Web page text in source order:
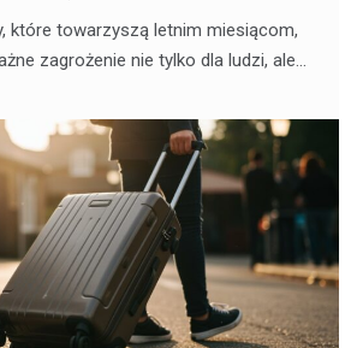
które towarzyszą letnim miesiącom,
zagrożenie nie tylko dla ludzi, ale…